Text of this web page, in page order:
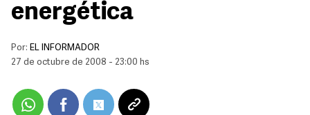
energética
Por: EL INFORMADOR
27 de octubre de 2008 - 23:00 hs